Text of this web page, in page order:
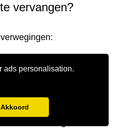
ads personalisation.
Akkoord
vervangen?
van de groepen.
groepen.
van de groepenkast.